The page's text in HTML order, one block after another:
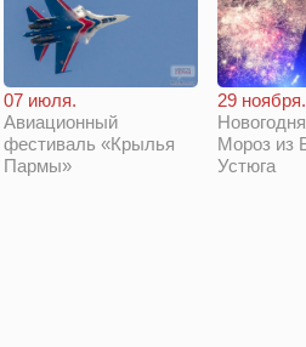
07 июля.
Авиационный
фестиваль «Крылья
Пармы»
29 ноября.
Мороз из
Устюга